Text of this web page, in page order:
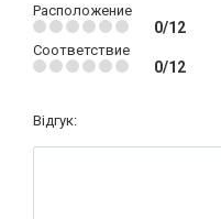
Расположение
0/12
Соответствие
0/12
Відгук: